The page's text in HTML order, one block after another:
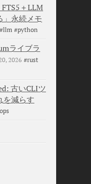
＋LLM
」永続メモ
#llm #python
ライブラ
2026 #rust
古いCLIツ
を減らす